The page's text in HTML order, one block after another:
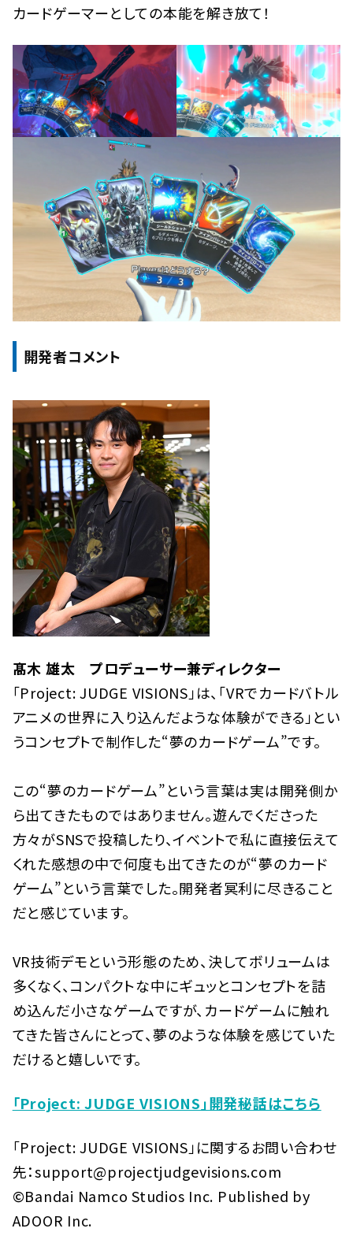
カードゲーマーとしての本能を解き放て！
開発者コメント
髙木 雄太
プロデューサー兼ディレクター
「Project: JUDGE VISIONS」は、「VRでカードバトル
アニメの世界に入り込んだような体験ができる」とい
うコンセプトで制作した“夢のカードゲーム”です。
この“夢のカードゲーム”という言葉は実は開発側か
ら出てきたものではありません。遊んでくださった
方々がSNSで投稿したり、イベントで私に直接伝えて
くれた感想の中で何度も出てきたのが“夢のカード
ゲーム”という言葉でした。開発者冥利に尽きること
だと感じています。
VR技術デモという形態のため、決してボリュームは
多くなく、コンパクトな中にギュッとコンセプトを詰
め込んだ小さなゲームですが、カードゲームに触れ
てきた皆さんにとって、夢のような体験を感じていた
だけると嬉しいです。
「Project: JUDGE VISIONS」開発秘話はこちら
「Project: JUDGE VISIONS」に関するお問い合わせ
先：support@projectjudgevisions.com
©Bandai Namco Studios Inc. Published by
ADOOR Inc.